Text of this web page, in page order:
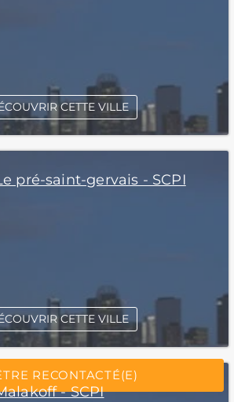
“Excellent”, 165 avis
RECONTACTÉ(E)
CETTE VILLE
pré-saint-gervais - SCPI
CETTE VILLE
- SCPI